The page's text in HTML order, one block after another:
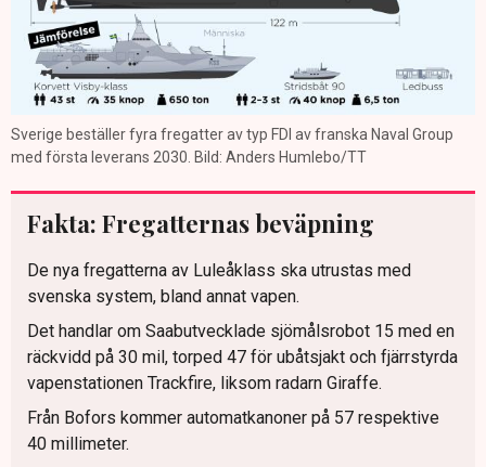
Sverige beställer fyra fregatter av typ FDI av franska Naval Group
med första leverans 2030. Bild: Anders Humlebo/TT
Fakta: Fregatternas beväpning
De nya fregatterna av Luleåklass ska utrustas med
svenska system, bland annat vapen.
Det handlar om Saabutvecklade sjömålsrobot 15 med en
räckvidd på 30 mil, torped 47 för ubåtsjakt och fjärrstyrda
vapenstationen Trackfire, liksom radarn Giraffe.
Från Bofors kommer automatkanoner på 57 respektive
40 millimeter.